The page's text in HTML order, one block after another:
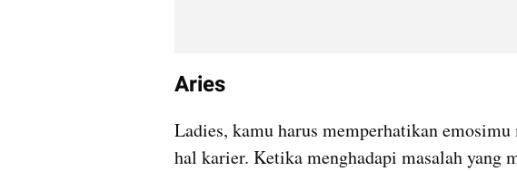
Aries
Ladies, kamu harus memperhatikan
hal karier. Ketika menghadapi masalah yang